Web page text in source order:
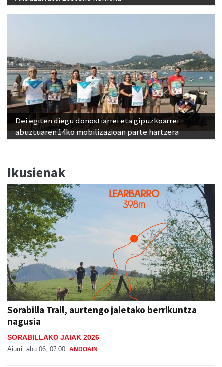
Dei egiten diegu donostiarrei eta gipuzkoarrei
abuztuaren 14ko mobilizazioan parte hartzera
Ikusienak
Sorabilla Trail, aurtengo jaietako berrikuntza
nagusia
SORABILLAKO JAIAK 2026
Aiurri abu 06, 07:00 ANDOAIN